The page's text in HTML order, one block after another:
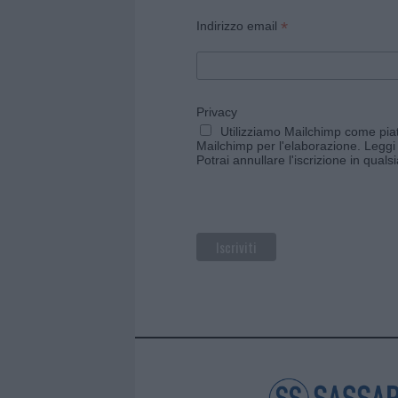
Indirizzo email *
Privacy
Utilizziamo Mailchimp come
Mailchimp per l'elaborazione.
Potrai annullare l'iscrizione in